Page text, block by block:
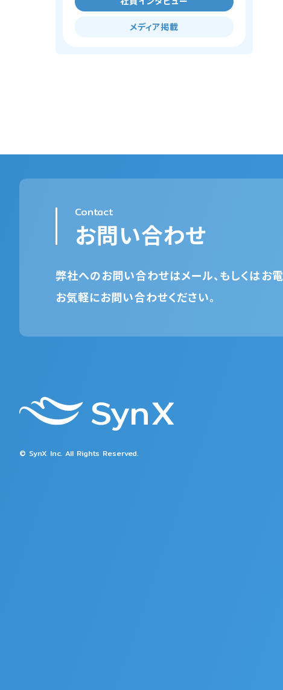
メディア掲載
Contact
お問い合わせ
弊社へのお問い合わせはメール、もしくはお電
お気軽にお問い合わせください。
© SynX Inc. All Rights Reserved.